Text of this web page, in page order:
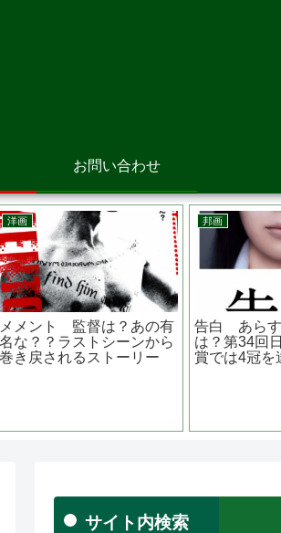
お問い合わせ
邦画
険なビーナスの妻夫木聡
出演 映画 『 渇
』 クセのある刑事役
洋画
マイ・フレ
バー あらす
に待ち受け
サイト内検索